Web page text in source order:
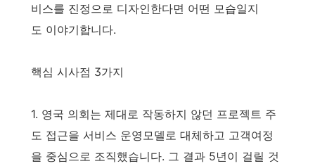
비스를 진정으로 디자인한다면 어떤 모습일지
도 이야기합니다.
핵심 시사점 3가지
1. 영국 의회는 제대로 작동하지 않던 프로젝트 주
도 접근을 서비스 운영모델로 대체하고 고객여정
을 중심으로 조직했습니다. 그 결과 5년이 걸릴 것